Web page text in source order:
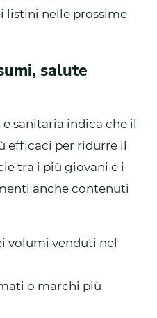
listini nelle prossime
salute
sanitaria indica che il
efficaci per ridurre il
tra i più giovani e i
anche contenuti
volumi venduti nel
o marchi più